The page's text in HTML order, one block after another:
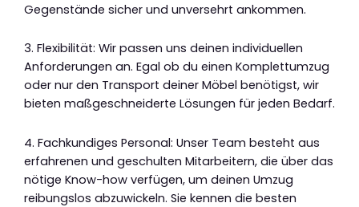
Gegenstände sicher und unversehrt ankommen.
3. Flexibilität: Wir passen uns deinen individuellen
Anforderungen an. Egal ob du einen Komplettumzug
oder nur den Transport deiner Möbel benötigst, wir
bieten maßgeschneiderte Lösungen für jeden Bedarf.
4. Fachkundiges Personal: Unser Team besteht aus
erfahrenen und geschulten Mitarbeitern, die über das
nötige Know-how verfügen, um deinen Umzug
reibungslos abzuwickeln. Sie kennen die besten